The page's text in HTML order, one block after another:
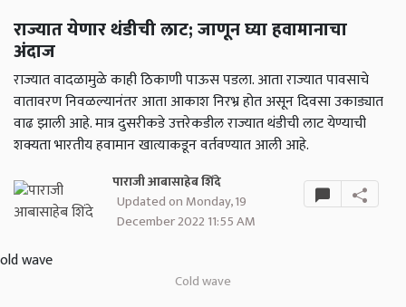
राज्यात येणार थंडीची लाट; जाणून घ्या हवामानाचा
अंदाज
राज्यात वादळामुळे काही ठिकाणी पाऊस पडला. आता राज्यात पावसाचे
वातावरण निवळल्यानंतर आता आकाश निरभ्र होत असून दिवसा उकाड्यात
वाढ झाली आहे. मात्र दुसरीकडे उत्तरेकडील राज्यात थंडीची लाट येण्याची
शक्यता भारतीय हवामान खात्याकडून वर्तवण्यात आली आहे.
पाराजी आबासाहेब शिंदे
Updated on Monday, 19
December 2022 11:55 AM
Cold wave